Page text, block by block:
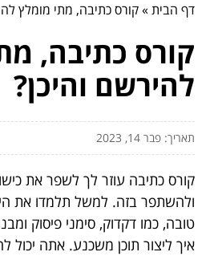
דף הבית»קורס כתיבה, מתי מומלץ
קורס כתיבה,
להירשם והיכן?
תאריך: פבר 14, 2023
קורס כתיבה עוזר לך לשפר את
ולהשתפר בזה. למשל תלמדו את
טובה, כמו דקדוק, סימני פיסוק
איך ליצור תוכן משכנע. אתה יכול